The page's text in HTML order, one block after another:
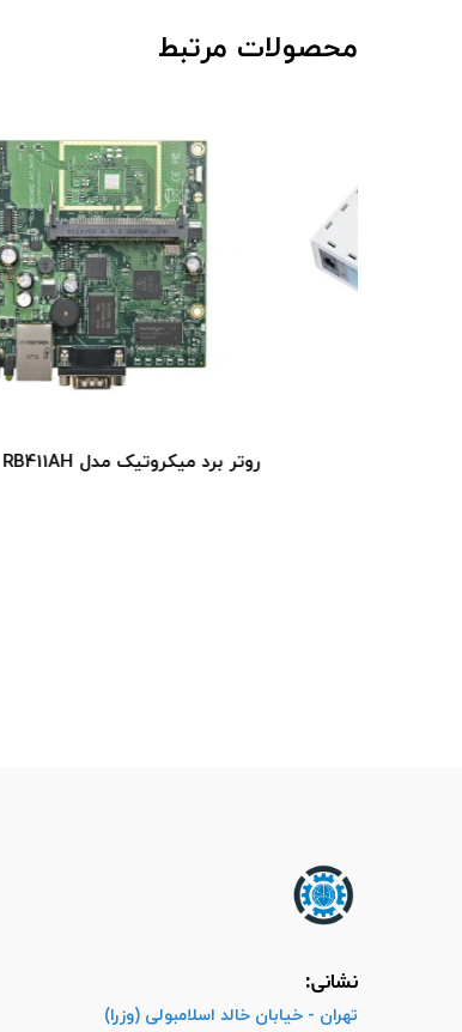
محصولات مرتبط
روتر برد میکروتیک مدل RB411AH
نشانی:
تهران - خیابان خالد اسلامبولی (وزرا)